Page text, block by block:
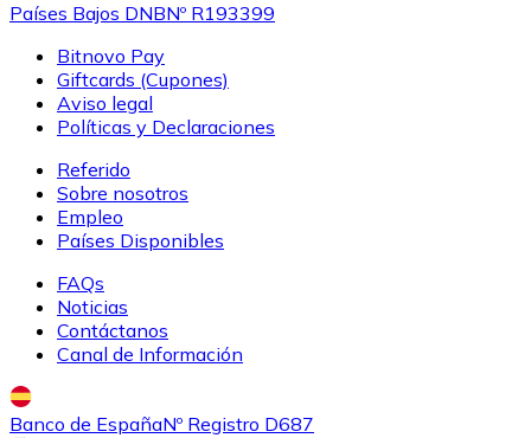
Países Bajos DNBNº R193399
Bitnovo Pay
Giftcards (Cupones)
Aviso legal
Políticas y Declaraciones
Referido
Sobre nosotros
Empleo
Países Disponibles
FAQs
Noticias
Contáctanos
Canal de Información
Banco de EspañaNº Registro D687